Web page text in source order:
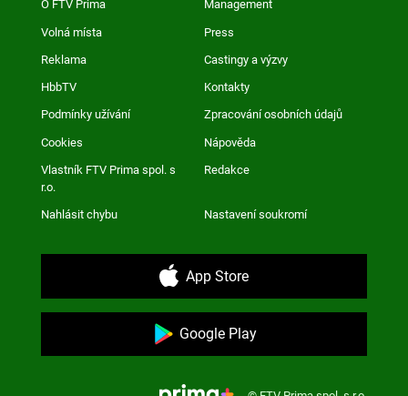
O FTV Prima Management
Volná místa Press
Reklama Castingy a výzvy
HbbTV Kontakty
Podmínky užívání Zpracování osobních údajů
Cookies Nápověda
Vlastník FTV Prima spol. s
r.o.
Redakce
Nahlásit chybu Nastavení soukromí
App Store
Google Play